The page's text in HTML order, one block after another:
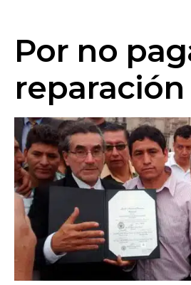
Por no